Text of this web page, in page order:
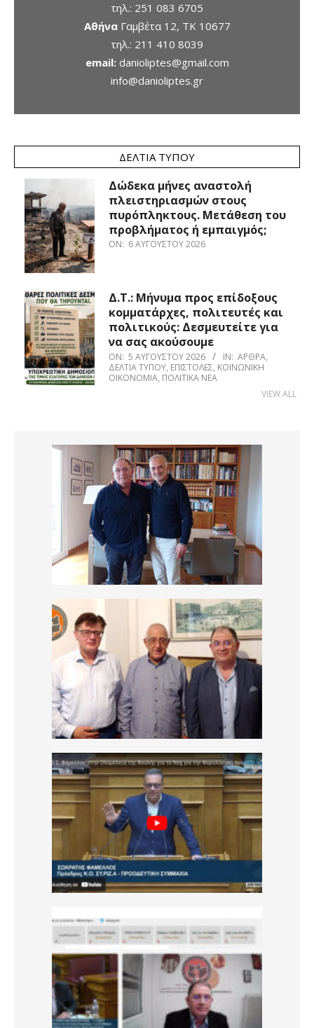
τηλ.: 251 083 6705
ΑθήναΓαμβέτα 12, ΤΚ 10677
τηλ.: 211 410 8039
email: danioliptes@gmail.com
info@danioliptes.gr
ΔΕΛΤΊΑ ΤΎΠΟΥ
Δώδεκα μήνες αναστολή
πλειστηριασμών στους
πυρόπληκτους. Μετάθεση του
προβλήματος ή εμπαιγμός;
ON: 6 ΑΥΓΟΎΣΤΟΥ 2026
Δ.Τ.: Μήνυμα προς επίδοξους
κομματάρχες, πολιτευτές και
πολιτικούς: Δεσμευτείτε για
να σας ακούσουμε
ON: 5 ΑΥΓΟΎΣΤΟΥ 2026 IN: ΆΡΘΡΑ,
ΔΕΛΤΊΑ ΤΎΠΟΥ, ΕΠΙΣΤΟΛΈΣ, ΚΟΙΝΩΝΙΚΉ
ΟΙΚΟΝΟΜΊΑ, ΠΟΛΙΤΙΚΆ ΝΈΑ
VIEW ALL